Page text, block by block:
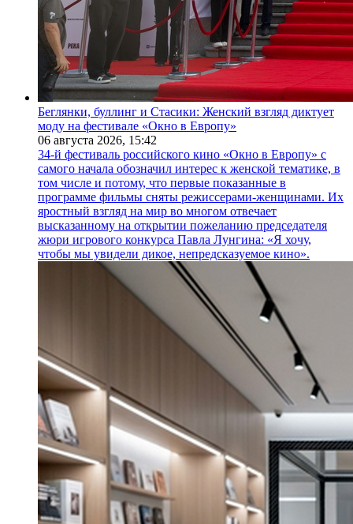
Беглянки, буллинг и Стасики: Женский взгляд диктует
моду на фестивале «Окно в Европу»
06 августа 2026, 15:42
34-й фестиваль российского кино «Окно в Европу» с
самого начала обозначил интерес к женской тематике, в
том числе и потому, что первые показанные в
программе фильмы сняты режиссерами-женщинами. Их
яростный взгляд на мир во многом отвечает
высказанному на открытии пожеланию председателя
жюри игрового конкурса Павла Лунгина: «Я хочу,
чтобы мы увидели дикое, непредсказуемое кино».